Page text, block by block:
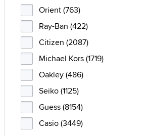
Orient (763)
Ray-Ban (422)
Citizen (2087)
Michael Kors (1719)
Oakley (486)
Seiko (1125)
Guess (8154)
Casio (3449)